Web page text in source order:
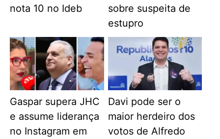
nota 10 no Ideb
sobre suspeita de
estupro
Gaspar supera JHC
e assume liderança
no Instagram em
Davi pode ser o
maior herdeiro dos
votos de Alfredo